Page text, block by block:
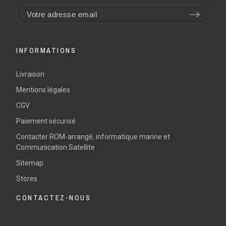
INFORMATIONS
Livraison
Mentions légales
CGV
Paiement sécurisé
Contacter ROM-arrangé, informatique marine et
Communication Satellite
Sitemap
Stores
CONTACTEZ-NOUS